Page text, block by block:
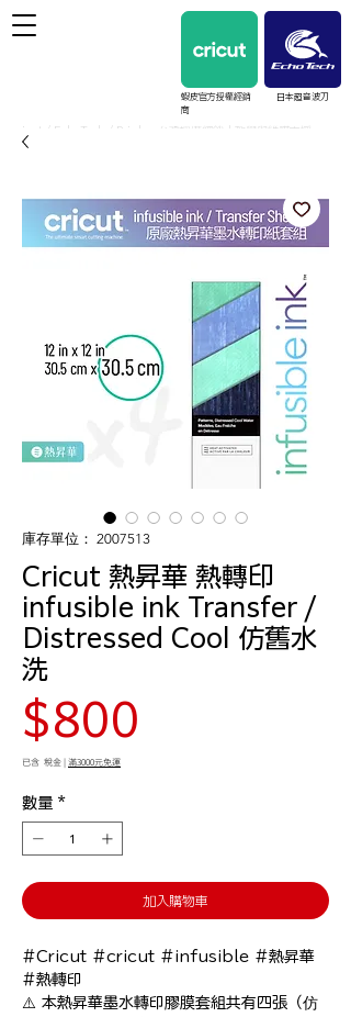
cricut / EchoTech / Prinker 台灣授權經銷｜教學與維護支援
蝦皮官方授權經銷
商
日本超音波刀
庫存單位： 2007513
Cricut 熱昇華 熱轉印
infusible ink Transfer /
Distressed Cool 仿舊水
洗
$800
已含 稅金 滿3000元免運
數量 *
加入購物車
#Cricut #cricut #infusible #熱昇華
#熱轉印
⚠️ 本熱昇華墨水轉印膠膜套組共有四張（仿